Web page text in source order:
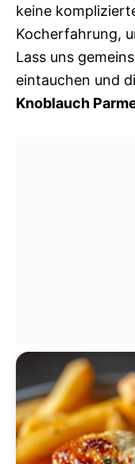
keine
Kocherfahrung,
Lass uns
eintauchen und
Knoblauch